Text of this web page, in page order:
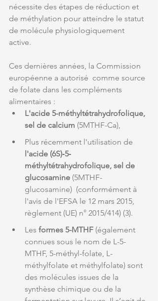
nécessite des étapes de réduction et
de méthylation pour atteindre le statut
de molécule physiologiquement
active.
Ces dernières années, la Commission
européenne a autorisé  comme source
de folate dans les compléments
alimentaires :
L'acide 5-méthyltétrahydrofolique,
sel de calcium (5MTHF-Ca),
Plus récemment l'utilisation de
l'acide (6S)‐5‐
méthyltétrahydrofolique, sel de
glucosamine (5MTHF-
glucosamine)  (conformément à
l'avis de l'EFSA le 12 mars 2015,
règlement (UE) n° 2015/414) (3).
Les formes 5-MTHF (également
connues sous le nom de L-5-
MTHF, 5-méthyl-folate, L-
méthylfolate et méthylfolate) sont
des molécules issues de la
synthèse chimique ou de la